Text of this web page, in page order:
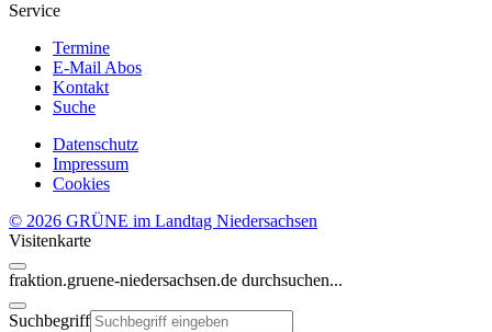
Service
Termine
E-Mail Abos
Kontakt
Suche
Datenschutz
Impressum
Cookies
© 2026 GRÜNE im Landtag Niedersachsen
Visitenkarte
fraktion.gruene-niedersachsen.de durchsuchen...
Suchbegriff